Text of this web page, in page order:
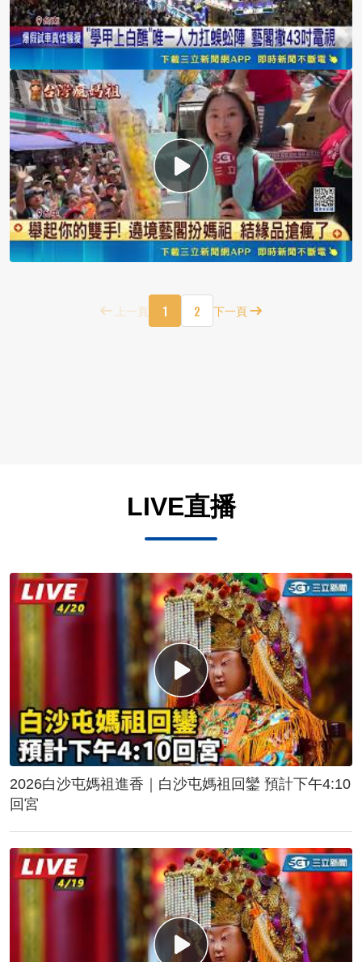
上一頁 1 2 下一頁
LIVE直播
2026白沙屯媽祖進香｜白沙屯媽祖回鑾 預計下午4:10
回宮